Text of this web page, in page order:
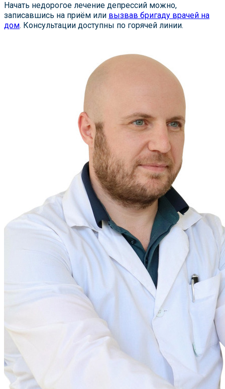
Начать недорогое лечение депрессий можно,
записавшись на приём или вызвав бригаду врачей на
дом. Консультации доступны по горячей линии.